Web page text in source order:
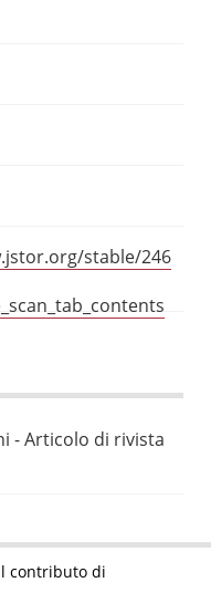
stable/246
- Articolo di rivista
contributo di